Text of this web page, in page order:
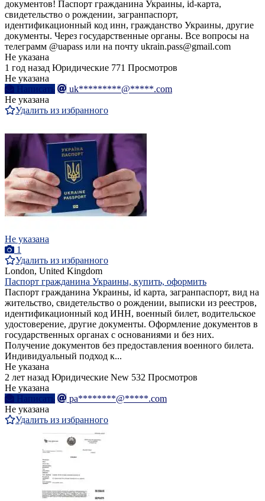
документов! Паспорт гражданина Украины, id-карта,
свидетельство о рождении, загранпаспорт,
идентификационный код инн, гражданство Украины, другие
документы. Через государственные органы. Все вопросы на
телеграмм @uapass или на почту ukrain.pass@gmail.com
Не указана
1 год назад Юридические 771 Просмотров
Не указана
Написать
uk*********@*****.com
Не указана
Удалить из избранного
Не указана
1
Удалить из избранного
London, United Kingdom
Паспорт гражданина Украины, купить, оформить
Паспорт гражданина Украины, id карта, загранпаспорт, вид на
жительство, свидетельство о рождении, выписки из реестров,
идентификационный код ИНН, военный билет, водительское
удостоверение, другие документы. Оформление документов в
государственных органах с основаниями и без них.
Получение документов без предоставления военного билета.
Индивидуальный подход к...
Не указана
2 лет назад Юридические New 532 Просмотров
Не указана
Написать
pa********@*****.com
Не указана
Удалить из избранного